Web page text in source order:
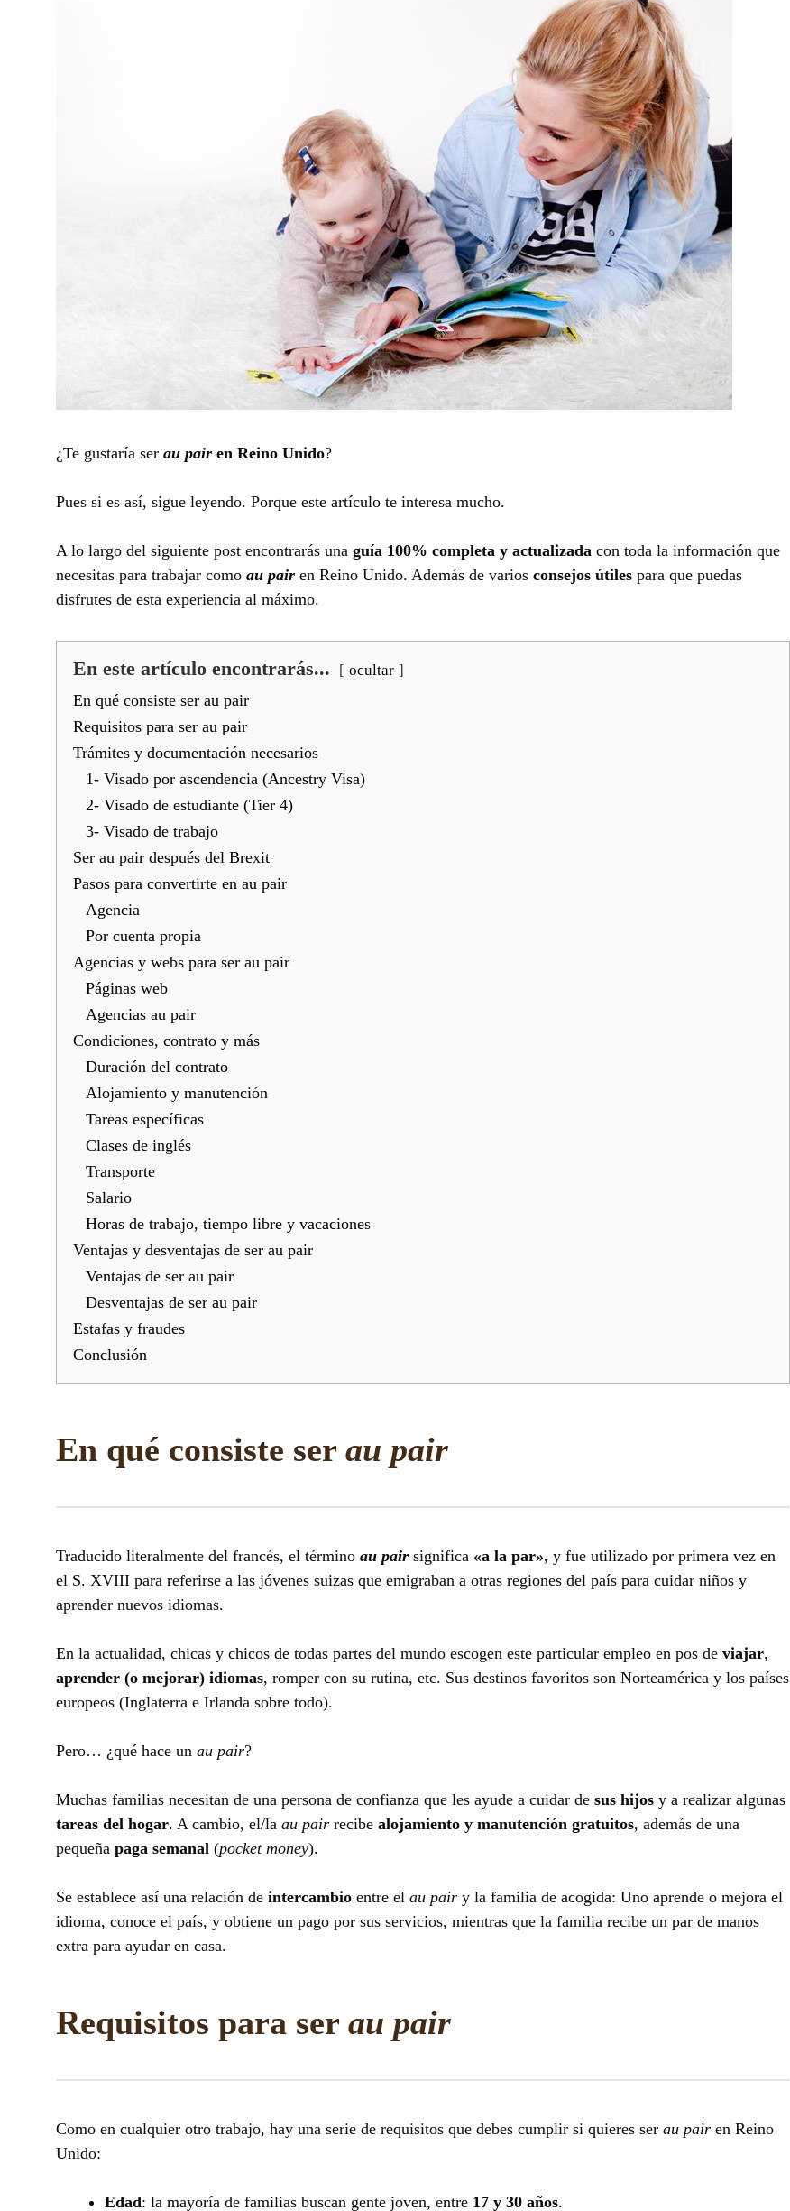
¿Te gustaría ser au pair en Reino Unido?
Pues si es así, sigue leyendo. Porque este artículo te interesa mucho.
A lo largo del siguiente post encontrarás una guía 100% completa y actualizada con toda la información que
necesitas para trabajar como au pair en Reino Unido. Además de varios consejos útiles para que puedas
disfrutes de esta experiencia al máximo.
En este artículo encontrarás... ocultar
En qué consiste ser au pair
Requisitos para ser au pair
Trámites y documentación necesarios
1- Visado por ascendencia (Ancestry Visa)
2- Visado de estudiante (Tier 4)
3- Visado de trabajo
Ser au pair después del Brexit
Pasos para convertirte en au pair
Agencia
Por cuenta propia
Agencias y webs para ser au pair
Páginas web
Agencias au pair
Condiciones, contrato y más
Duración del contrato
Alojamiento y manutención
Tareas específicas
Clases de inglés
Transporte
Salario
Horas de trabajo, tiempo libre y vacaciones
Ventajas y desventajas de ser au pair
Ventajas de ser au pair
Desventajas de ser au pair
Estafas y fraudes
Conclusión
En qué consiste ser au pair
Traducido literalmente del francés, el término au pair significa «a la par», y fue utilizado por primera vez en
el S. XVIII para referirse a las jóvenes suizas que emigraban a otras regiones del país para cuidar niños y
aprender nuevos idiomas.
En la actualidad, chicas y chicos de todas partes del mundo escogen este particular empleo en pos de viajar,
aprender (o mejorar) idiomas, romper con su rutina, etc. Sus destinos favoritos son Norteamérica y los países
europeos (Inglaterra e Irlanda sobre todo).
Pero… ¿qué hace un au pair?
Muchas familias necesitan de una persona de confianza que les ayude a cuidar de sus hijos y a realizar algunas
tareas del hogar. A cambio, el/la au pair recibe alojamiento y manutención gratuitos, además de una
pequeña paga semanal (pocket money).
Se establece así una relación de intercambio entre el au pair y la familia de acogida: Uno aprende o mejora el
idioma, conoce el país, y obtiene un pago por sus servicios, mientras que la familia recibe un par de manos
extra para ayudar en casa.
Requisitos para ser au pair
Como en cualquier otro trabajo, hay una serie de requisitos que debes cumplir si quieres ser au pair en Reino
Unido:
Edad: la mayoría de familias buscan gente joven, entre 17 y 30 años.